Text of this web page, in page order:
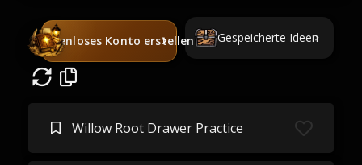
Kostenloses Konto erstellen Gespeicherte Ideen
Willow Root Drawer Practice